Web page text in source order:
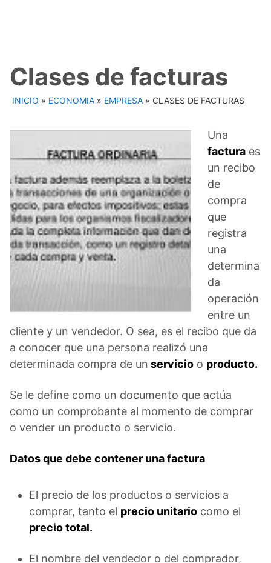
Clases de facturas
INICIO » ECONOMIA » EMPRESA » CLASES DE FACTURAS
Una
factura es
un recibo
de
compra
que
registra
una
determina
da
operación
entre un
cliente y un vendedor. O sea, es el recibo que da
a conocer que una persona realizó una
determinada compra de un servicio o producto.
Se le define como un documento que actúa
como un comprobante al momento de comprar
o vender un producto o servicio.
Datos que debe contener una factura
El precio de los productos o servicios a
comprar, tanto el precio unitario como el
precio total.
El nombre del vendedor o del comprador,